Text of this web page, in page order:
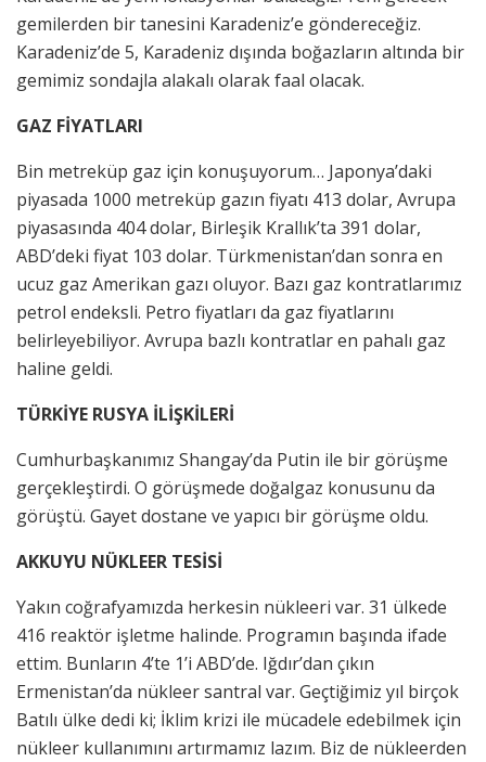
gemilerden bir tanesini Karadeniz’e göndereceğiz.
Karadeniz’de 5, Karadeniz dışında boğazların altında bir
gemimiz sondajla alakalı olarak faal olacak.
GAZ FİYATLARI
Bin metreküp gaz için konuşuyorum… Japonya’daki
piyasada 1000 metreküp gazın fiyatı 413 dolar, Avrupa
piyasasında 404 dolar, Birleşik Krallık’ta 391 dolar,
ABD’deki fiyat 103 dolar. Türkmenistan’dan sonra en
ucuz gaz Amerikan gazı oluyor. Bazı gaz kontratlarımız
petrol endeksli. Petro fiyatları da gaz fiyatlarını
belirleyebiliyor. Avrupa bazlı kontratlar en pahalı gaz
haline geldi.
TÜRKİYE RUSYA İLİŞKİLERİ
Cumhurbaşkanımız Shangay’da Putin ile bir görüşme
gerçekleştirdi. O görüşmede doğalgaz konusunu da
görüştü. Gayet dostane ve yapıcı bir görüşme oldu.
AKKUYU NÜKLEER TESİSİ
Yakın coğrafyamızda herkesin nükleeri var. 31 ülkede
416 reaktör işletme halinde. Programın başında ifade
ettim. Bunların 4’te 1’i ABD’de. Iğdır’dan çıkın
Ermenistan’da nükleer santral var. Geçtiğimiz yıl birçok
Batılı ülke dedi ki; İklim krizi ile mücadele edebilmek için
nükleer kullanımını artırmamız lazım. Biz de nükleerden